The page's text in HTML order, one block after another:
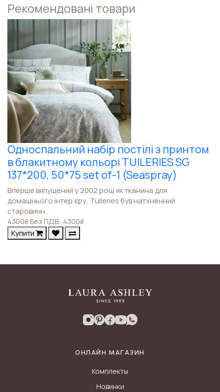
Рекомендовані товари
Односпальний набір постілі з принтом
в блакитному кольорі TUILERIES SG
137*200, 50*75 set of-1 (Seaspray)
Вперше випущений у 2002 році як тканина для
домашнього інтер’єру, Tuileries був натхненний
старовинн..
4300₴Без ПДВ: 4300₴
Купити
ОНЛАЙН МАГАЗИН
Комплекты
Новинки